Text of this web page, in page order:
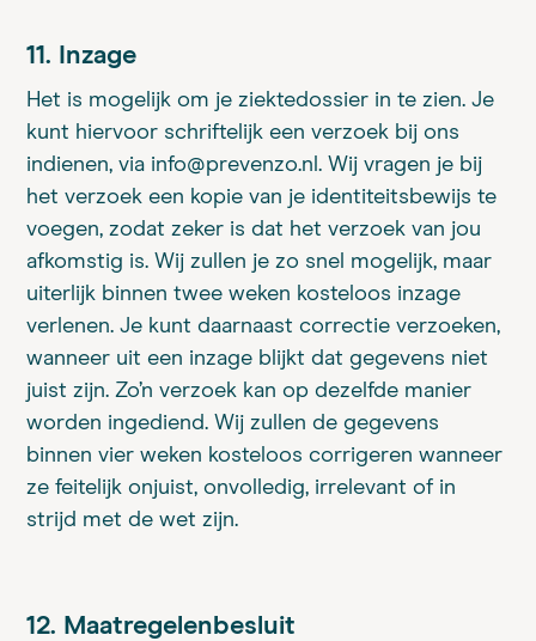
11. Inzage
Het is mogelijk om je ziektedossier in te zien. Je
kunt hiervoor schriftelijk een verzoek bij ons
indienen, via info@prevenzo.nl. Wij vragen je bij
het verzoek een kopie van je identiteitsbewijs te
voegen, zodat zeker is dat het verzoek van jou
afkomstig is. Wij zullen je zo snel mogelijk, maar
uiterlijk binnen twee weken kosteloos inzage
verlenen. Je kunt daarnaast correctie verzoeken,
wanneer uit een inzage blijkt dat gegevens niet
juist zijn. Zo’n verzoek kan op dezelfde manier
worden ingediend. Wij zullen de gegevens
binnen vier weken kosteloos corrigeren wanneer
ze feitelijk onjuist, onvolledig, irrelevant of in
strijd met de wet zijn.
12. Maatregelenbesluit